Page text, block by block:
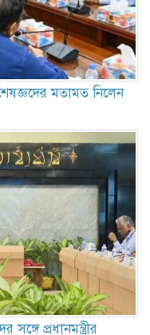
মতামত নিলেন
প্রধানমন্ত্রীর